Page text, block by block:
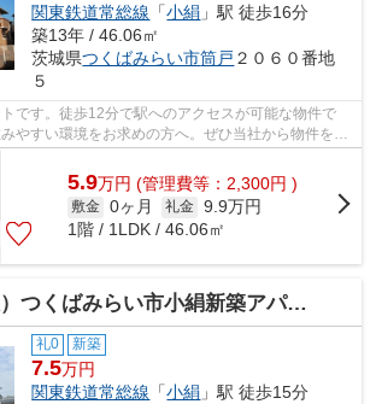
関東鉄道常総線 「小絹 」駅 徒歩16分
築13年 / 46.06㎡
茨城県つくばみらい市筒戸 ２０６０番地
５
です。徒歩12分で駅へのアクセスが可能な物件で
やすい環境をお求めの方へ。ぜひ当社から物件をお
件に合った物件...
5.9万円 (管理費等：2,300円 )
敷金 0ヶ月 礼金 9.9万円
1階 / 1LDK / 46.06㎡
つくばみらい市小絹新築アパート
礼0 新築
7.5万円
関東鉄道常総線 「小絹 」駅 徒歩15分